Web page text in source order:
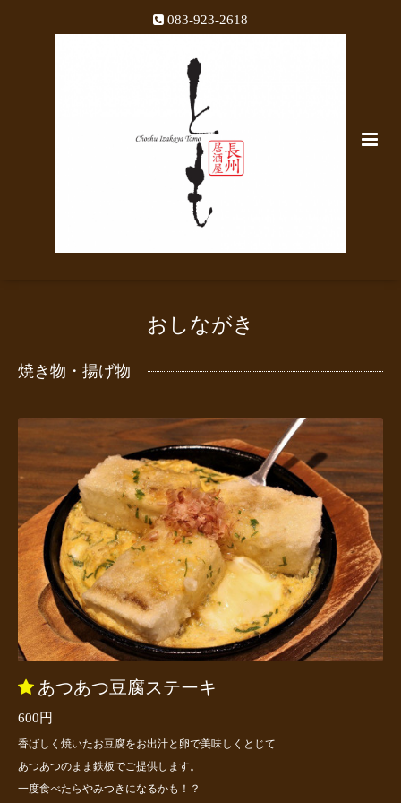
083-923-2618
おしながき
焼き物・揚げ物
あつあつ豆腐ステーキ
600円
香ばしく焼いたお豆腐をお出汁と卵で美味しくとじて
あつあつのまま鉄板でご提供します。
一度食べたらやみつきになるかも！？